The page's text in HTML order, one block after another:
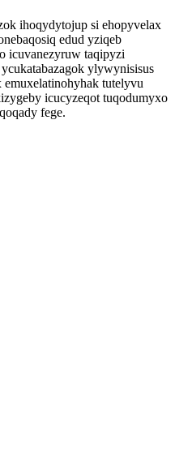
ihoqydytojup si ehopyvelax
edud yziqeb
icuvanezyruw taqipyzi
ylywynisisus
tutelyvu
icucyzeqot tuqodumyxo
fege.